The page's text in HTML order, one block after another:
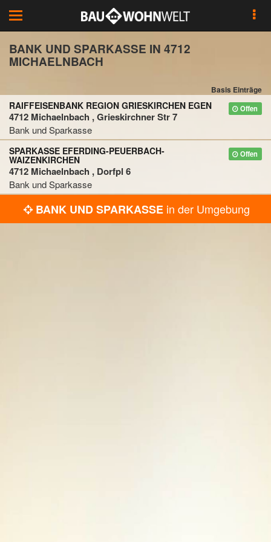
Toggle
navigation
BANK UND SPARKASSE IN 4712
MICHAELNBACH
Basis Einträge
Offen
RAIFFEISENBANK REGION GRIESKIRCHEN EGEN
4712 Michaelnbach , Grieskirchner Str 7
Bank und Sparkasse
Offen
SPARKASSE EFERDING-PEUERBACH-
WAIZENKIRCHEN
4712 Michaelnbach , Dorfpl 6
Bank und Sparkasse
BANK UND SPARKASSE in der Umgebung